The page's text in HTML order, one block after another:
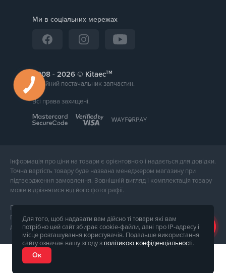
Ми в соціальних мережах
2008 - © Kitaecтм
Надійний постачальник запчастин.
Всі права захищені.
Інформація про ціни на товари є орієнтовною і надається для довідки.
Точна вартість товару буде названа менеджером магазину при
підтвердження замовлення. Зовнішній вигляд і комплектація товару
може відрізнятися від його фотографії.
Послуги надає ФОП Тюпа Петро Павлович, ІПН 2770105454.
Політика конфіденційності доступна запосиланням. Публічна оферта
доступна запосиланням.
Для того, щоб надавати вам дійсно ті товари які вам
потрібно цей сайт збирає cookie-файли, дані про IP-адресу і
місце розташування користувачів. Подальше використання
сайту означає вашу згоду з політикою конфіденціальності.
Ок